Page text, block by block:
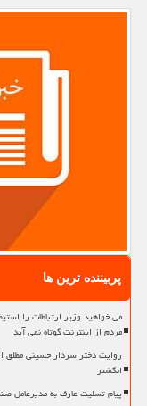
پربیننده ترین ها
می خواهید وزیر ارتباطات را
مردم از اینترنت کوتاه نمی آید
روایت دختر سردار حسینی مطلق
انگشتر
پیام تسلیت عارف به مدیرعامل